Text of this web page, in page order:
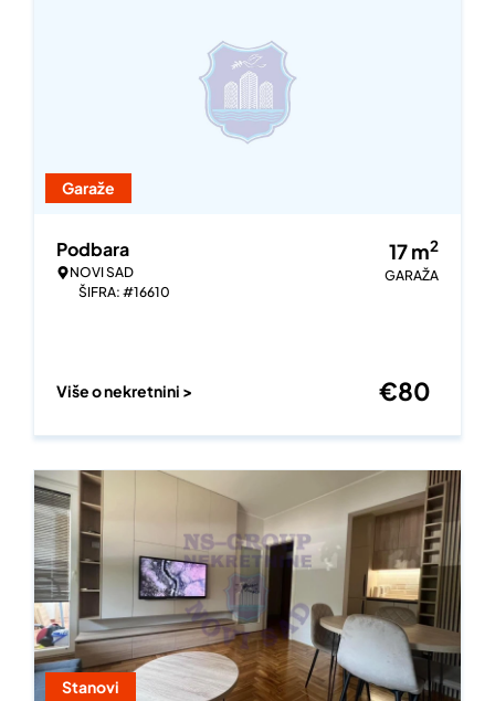
Garaže
Podbara
NOVI SAD
ŠIFRA: #16610
17m2
GARAŽA
Više o nekretnini > €80
Stanovi